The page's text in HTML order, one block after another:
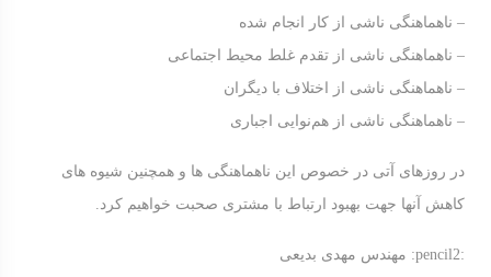
– ناهماهنگی ناشی از کار انجام شده
– ناهماهنگی ناشی از تقدم غلط محیط اجتماعی
– ناهماهنگی ناشی از اختلاف با دیگران
– ناهماهنگی ناشی از هم‌نوایی اجباری
در روزهای آتی در خصوص این ناهماهنگی ها و همچنین شیوه های
کاهش آنها جهت بهبود ارتباط با مشتری صحبت خواهیم کرد.
:pencil2:
مهندس مهدی بدیعی